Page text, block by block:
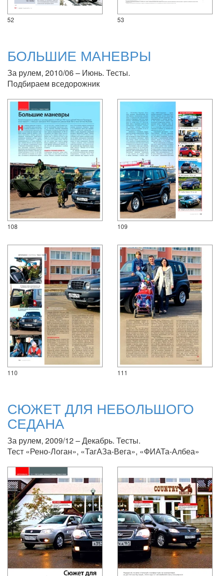
52 53
БОЛЬШИЕ МАНЕВРЫ
За рулем, 2010/06 – Июнь. Тесты.
Подбираем вседорожник
108 109
110 111
СЮЖЕТ ДЛЯ НЕБОЛЬШОГО
СЕДАНА
За рулем, 2009/12 – Декабрь. Тесты.
Тест «Рено-Логан», «ТагАЗа-Вега», «ФИАТа-Албеа»